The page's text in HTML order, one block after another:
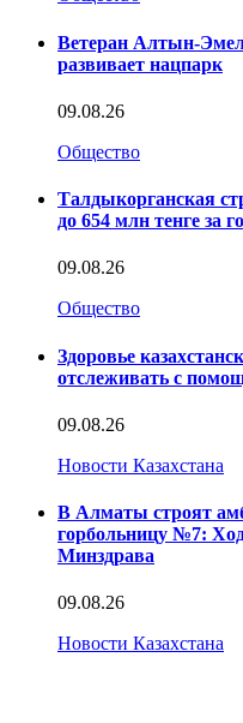
Ветеран Алтын-
развивает нацпарк
09.08.26
Общество
Талдыкорганская
до 654 млн тенге за
09.08.26
Общество
Здоровье
отслеживать с
09.08.26
Новости Казахстана
В Алматы строят
горбольницу №7:
Минздрава
09.08.26
Новости Казахстана